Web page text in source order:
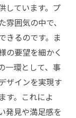
しています。プ
囲気の中で、
きるのです。ま
の要望を細かく
一環として、事
ザインを実現す
す。これによ
発見や満足感を